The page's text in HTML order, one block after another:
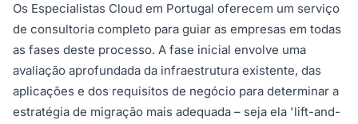
Os Especialistas Cloud em Portugal oferecem um serviço
de consultoria completo para guiar as empresas em todas
as fases deste processo. A fase inicial envolve uma
avaliação aprofundada da infraestrutura existente, das
aplicações e dos requisitos de negócio para determinar a
estratégia de migração mais adequada – seja ela 'lift-and-